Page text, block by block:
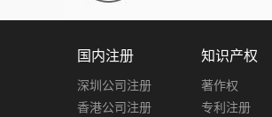
国内注册
深圳公司注册
香港公司注册
知识产权
著作权
专利注册